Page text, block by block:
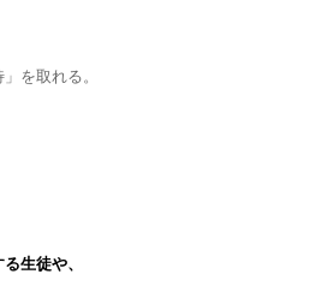
を取れる。
生徒や、